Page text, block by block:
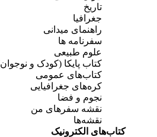
تاریخ
جغرافیا
راهنمای میدانی
سفرنامه‌ ها
علوم طبیعی
کتاب‌ پایکا (کودک و نوجوان)
کتاب‌های عمومی
کره‌های جغرافیایی
نجوم و فضا
نقشه سفرهای من
نقشه‌ها
کتاب‌های الکترونیک